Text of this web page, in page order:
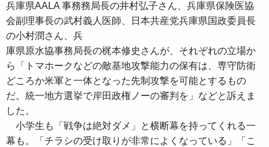
兵庫県AALA 事務務局長の井村弘子さん、兵庫県保険医協
会副理事長の武村義人医師、日本共産党兵庫県国政委員長
の小村潤さん、兵
庫県原水協事務局長の梶本修史さんが、それぞれの立場か
ら「トマホークなどの敵基地攻撃能力の保有は、専守防衛
どころか米軍と一体となった先制攻撃を可能とするもの
だ。統一地方選挙で岸田政権ノーの審判を」などと訴えま
した。
小学生も「戦争は絶対ダメ」と横断幕を持ってくれる一
幕も。「チラシの受け取りが非常によくなっている」「こ